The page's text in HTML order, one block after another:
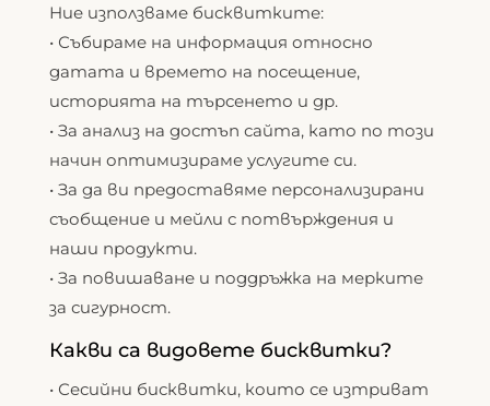
Ние използваме бисквитките:
• Събираме на информация относно
датата и времето на посещение,
историята на търсенето и др.
• За анализ на достъп сайта, като по този
начин оптимизираме услугите си.
• За да ви предоставяме персонализирани
съобщение и мейли с потвърждения и
наши продукти.
• За повишаване и поддръжка на мерките
за сигурност.
Какви са видовете бисквитки?
• Сесийни бисквитки, които се изтриват